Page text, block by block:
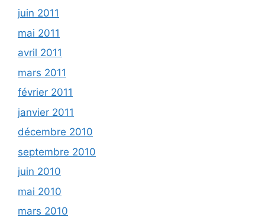
juin 2011
mai 2011
avril 2011
mars 2011
février 2011
janvier 2011
décembre 2010
septembre 2010
juin 2010
mai 2010
mars 2010